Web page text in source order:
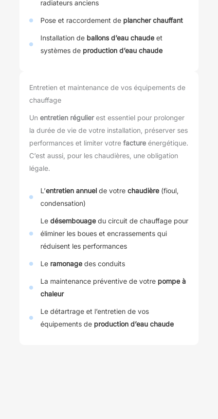
radiateurs anciens
Pose et raccordement de plancher chauffant
Installation de ballons d’eau chaude et
systèmes de production d’eau chaude
Entretien et maintenance de vos équipements de
chauffage
Un entretien régulierest essentiel pour prolonger
la durée de vie de votre installation, préserver ses
performances et limiter votre facture énergétique.
C’est aussi, pour les chaudières, une obligation
légale.
L’entretien annuel de votre chaudière (fioul,
condensation)
Le désembouage du circuit de chauffage pour
éliminer les boues et encrassements qui
réduisent les performances
Le ramonage des conduits
La maintenance préventive de votre pompe à
chaleur
Le détartrage et l’entretien de vos
équipements de production d’eau chaude